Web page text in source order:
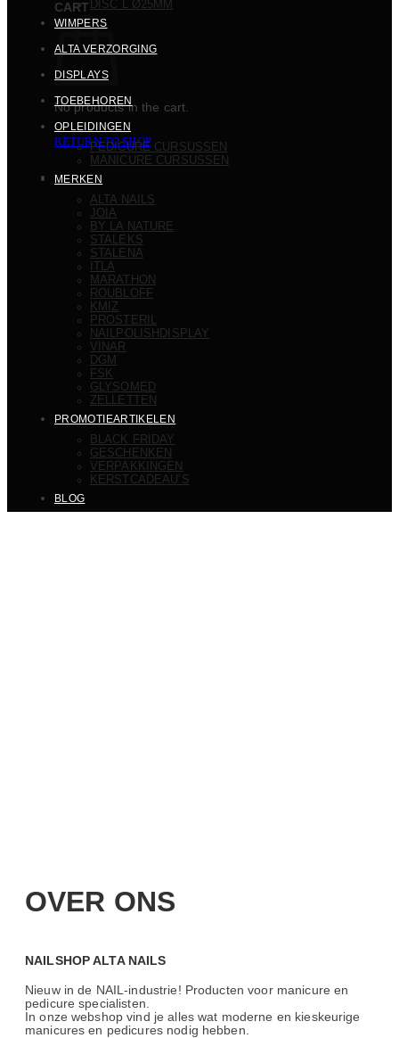
CART
No products in the cart.
RETURN TO SHOP
DISC L Ø25MM
WIMPERS
ALTA VERZORGING
DISPLAYS
TOEBEHOREN
OPLEIDINGEN
PEDICURE CURSUSSEN
MANICURE CURSUSSEN
MERKEN
ALTA NAILS
JOIA
BY LA NATURE
STALEKS
STALENA
ITLA
MARATHON
ROUBLOFF
KMIZ
PROSTERIL
NAILPOLISHDISPLAY
VINAR
DGM
FSK
GLYSOMED
ZELLETTEN
PROMOTIEARTIKELEN
BLACK FRIDAY
GESCHENKEN
VERPAKKINGEN
KERSTCADEAU’S
BLOG
OVER ONS
NAILSHOP ALTA NAILS
Nieuw in de NAIL-industrie! Producten voor manicure en
pedicure specialisten.
In onze webshop vind je alles wat moderne en kieskeurige
manicures en pedicures nodig hebben.